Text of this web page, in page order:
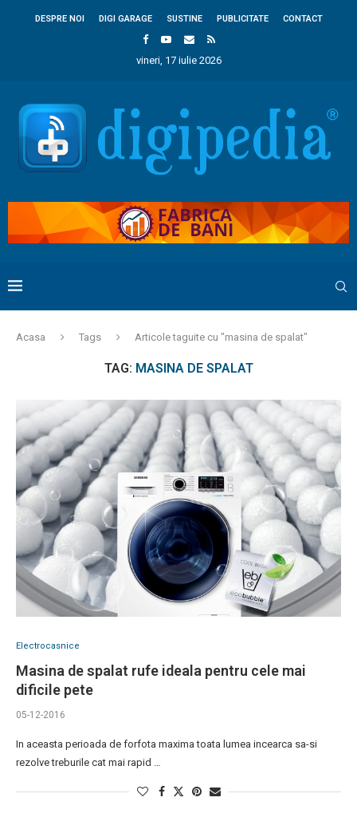
DESPRE NOI DIGI GARAGE SUSTINE PUBLICITATE CONTACT
vineri, 17 iulie 2026
Acasa Tags Articole taguite cu "masina de spalat"
TAG: MASINA DE SPALAT
Electrocasnice
Masina de spalat rufe ideala pentru cele mai
dificile pete
05-12-2016
In aceasta perioada de forfota maxima toata lumea incearca sa-si
rezolve treburile cat mai rapid …